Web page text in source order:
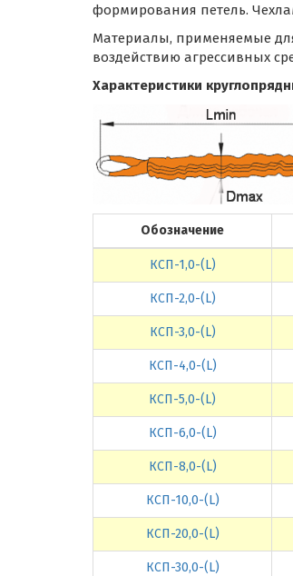
формирования петель.
Материалы, применяемые
воздействию агрессивных
Характеристики
Обозначение
КСП-1,0-(L)
КСП-2,0-(L)
КСП-3,0-(L)
КСП-4,0-(L)
КСП-5,0-(L)
КСП-6,0-(L)
КСП-8,0-(L)
КСП-10,0-(L)
КСП-20,0-(L)
КСП-30,0-(L)